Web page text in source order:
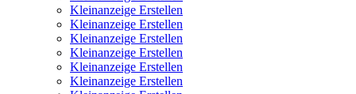
Kleinanzeige Erstellen
Kleinanzeige Erstellen
Kleinanzeige Erstellen
Kleinanzeige Erstellen
Kleinanzeige Erstellen
Kleinanzeige Erstellen